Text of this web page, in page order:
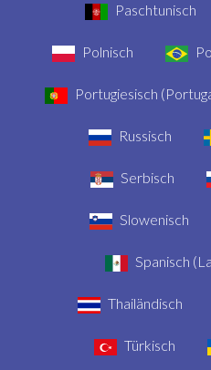
Paschtunisch
Polnisch
Portugiesisch
Russisch
Serbisch
Slowenisch
Spanisch
Thailändisch
Türkisch